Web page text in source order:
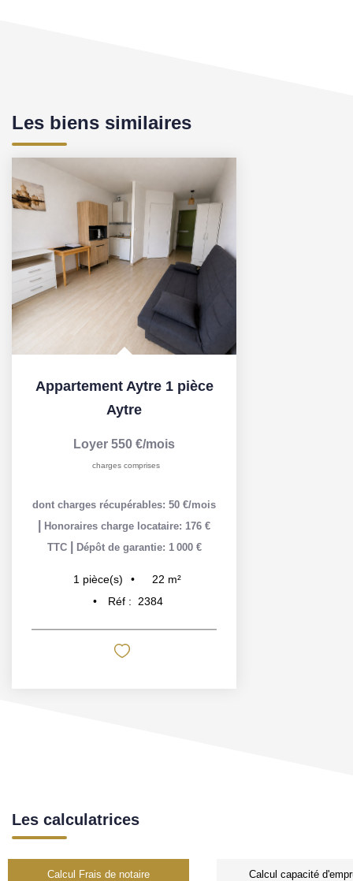
Les biens similaires
Appartement Aytre 1 pièce
Aytre
Loyer 550 €/mois
charges comprises
dont charges récupérables: 50 €/mois
Honoraires charge locataire: 176 €
TTC
Dépôt de garantie: 1 000 €
1 pièce(s) 22 m²
Réf :
2384
Les calculatrices
Calcul Frais de notaire Calcul capacité